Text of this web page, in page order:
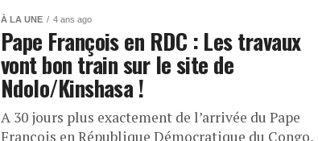
À LA UNE 4 ans ago
Pape François en RDC : Les travaux
vont bon train sur le site de
Ndolo/Kinshasa !
A 30 jours plus exactement de l’arrivée du Pape
François en République Démocratique du Congo,